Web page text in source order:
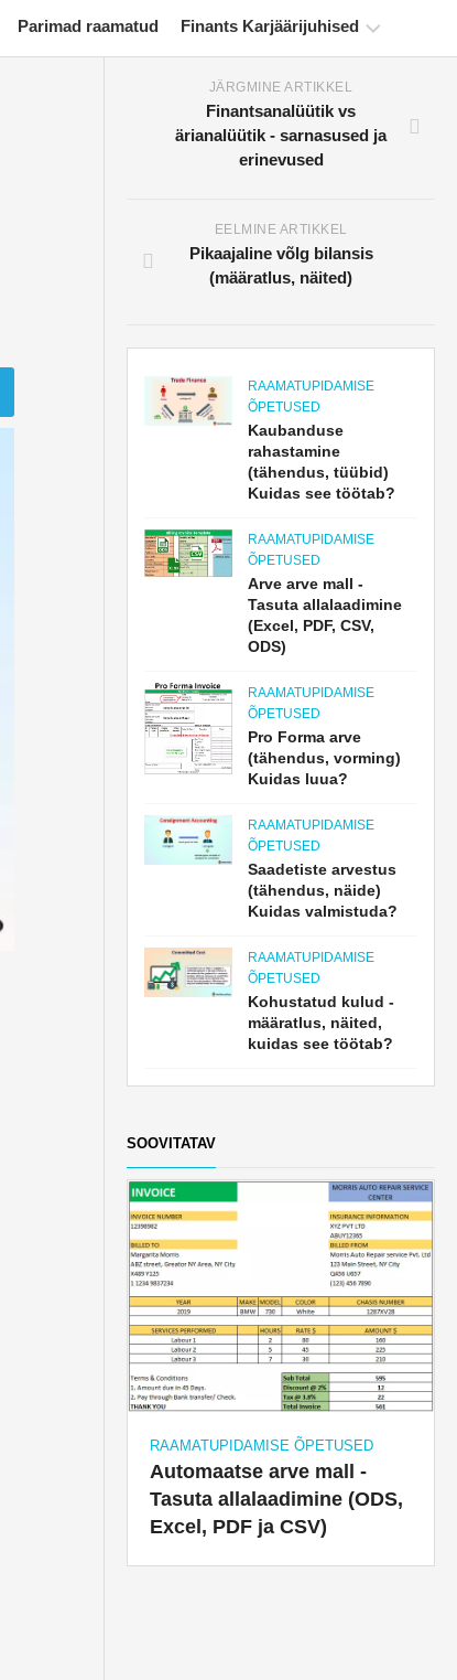
Parimad raamatud Finants Karjäärijuhised
Rahanduse
sertifitseerimise
ressursid
Täisvorm
JÄRGMINE ARTIKKEL
Finantsanalüütik vs
ärianalüütik - sarnasused ja
erinevused
EELMINE ARTIKKEL
Pikaajaline võlg bilansis
(määratlus, näited)
RAAMATUPIDAMISE
ÕPETUSED
Kaubanduse
rahastamine
(tähendus, tüübid)
Kuidas see töötab?
RAAMATUPIDAMISE
ÕPETUSED
Arve arve mall -
Tasuta allalaadimine
(Excel, PDF, CSV,
ODS)
RAAMATUPIDAMISE
ÕPETUSED
Pro Forma arve
(tähendus, vorming)
Kuidas luua?
RAAMATUPIDAMISE
ÕPETUSED
Saadetiste arvestus
(tähendus, näide)
Kuidas valmistuda?
RAAMATUPIDAMISE
ÕPETUSED
Kohustatud kulud -
määratlus, näited,
kuidas see töötab?
SOOVITATAV
RAAMATUPIDAMISE ÕPETUSED
Automaatse arve mall -
Tasuta allalaadimine (ODS,
Excel, PDF ja CSV)